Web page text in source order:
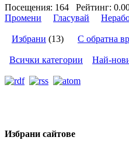
Посещения: 164 Рейтинг:
Промени
Гласувай
Избрани (13) С обратна
Всички категории Най-
Избрани сайтове